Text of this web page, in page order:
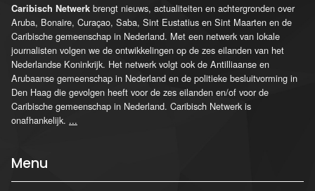
Caribisch Netwerk brengt nieuws, actualiteiten en achtergronden over
Aruba, Bonaire, Curaçao, Saba, Sint Eustatius en Sint Maarten en de
Caribische gemeenschap in Nederland. Met een netwerk van lokale
journalisten volgen we de ontwikkelingen op de zes eilanden van het
Nederlandse Koninkrijk. Het netwerk volgt ook de Antilliaanse en
Arubaanse gemeenschap in Nederland en de politieke besluitvorming in
Den Haag die gevolgen heeft voor de zes eilanden en/of voor de
Caribische gemeenschap in Nederland. Caribisch Netwerk is
onafhankelijk. ...
Menu